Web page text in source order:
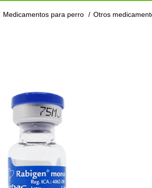
Medicamentos para perro Otros